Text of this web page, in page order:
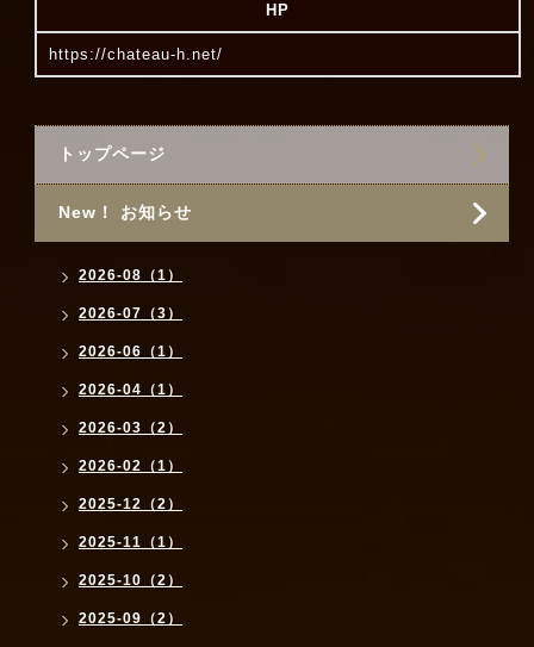
HP
https://chateau-h.net/
トップページ
New！ お知らせ
2026-08（1）
2026-07（3）
2026-06（1）
2026-04（1）
2026-03（2）
2026-02（1）
2025-12（2）
2025-11（1）
2025-10（2）
2025-09（2）